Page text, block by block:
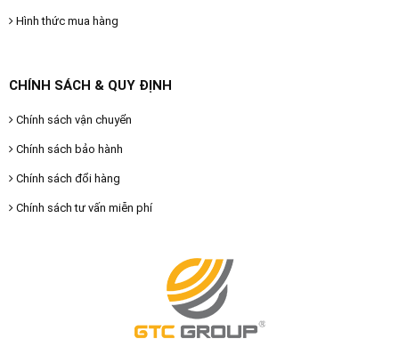
Hình thức mua hàng
CHÍNH SÁCH & QUY ĐỊNH
Chính sách vận chuyển
Chính sách bảo hành
Chính sách đổi hàng
Chính sách tư vấn miễn phí